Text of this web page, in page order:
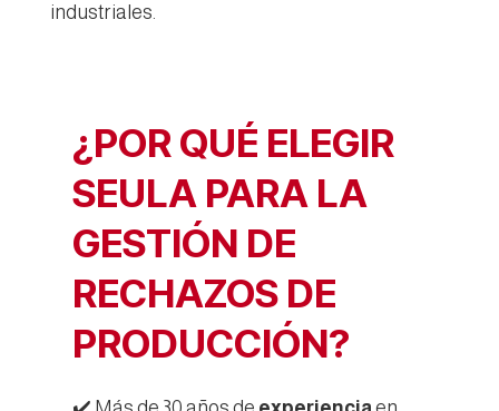
industriales.
¿POR QUÉ ELEGIR
SEULA PARA LA
GESTIÓN DE
RECHAZOS DE
PRODUCCIÓN?